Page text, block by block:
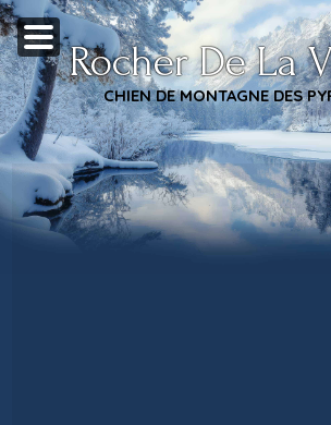
Rocher De La
CHIEN DE MONTAGNE DES